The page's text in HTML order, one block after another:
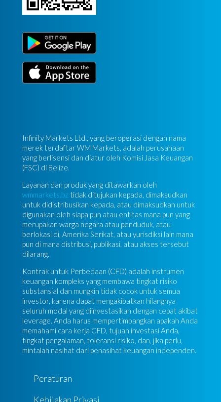
Infinity Markets Ltd., yang beroperasi dengan nama
merek terdaftar WM Markets, adalah perusahaan
yang berlisensi dan diatur oleh Komisi Jasa Keuangan
(FSC) di Belize.
Layanan dan produk yang ditawarkan oleh
wmmarkets.bz tidak ditujukan kepada, dimaksudkan
untuk didistribusikan kepada, atau dimaksudkan untuk
digunakan oleh siapa pun atau entitas mana pun yang
merupakan warga negara atau penduduk, atau
berlokasi di, Amerika Serikat, atau yurisdiksi lain mana
pun di mana distribusi, publikasi, atau akses tersebut
dilarang.
Kontrak untuk Perbedaan (CFD) adalah instrumen
keuangan kompleks yang membawa tingkat risiko
substansial dan mungkin tidak cocok untuk semua
investor, karena dapat mengakibatkan hilangnya
seluruh modal yang diinvestasikan dengan cepat akibat
leverage. Anda harus mempertimbangkan apakah Anda
memahami cara kerja CFD, tujuan investasi Anda,
tingkat pengalaman, toleransi risiko, dan, jika perlu,
mintalah nasihat dari penasihat keuangan independen.
Peraturan
Kebijakan Privasi